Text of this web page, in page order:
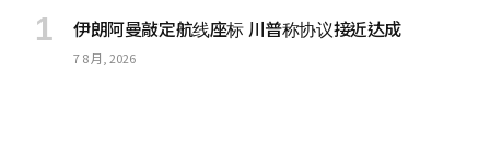
伊朗阿曼敲定航线座标 川普称协议接近达成
7 8 月, 2026